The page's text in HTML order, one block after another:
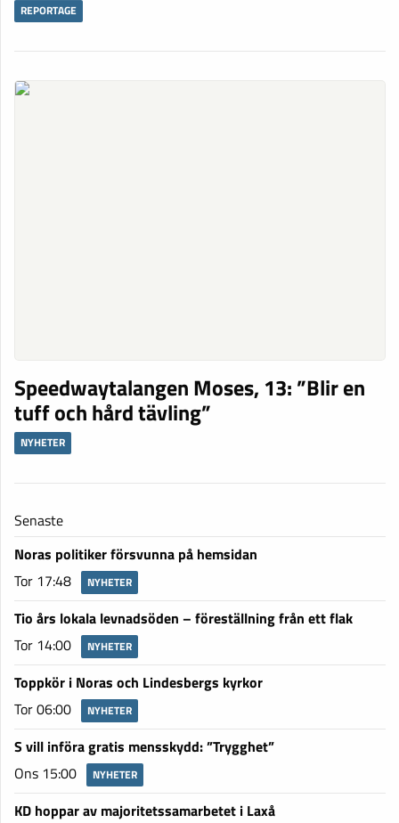
REPORTAGE
Speedwaytalangen Moses, 13: ”Blir en
tuff och hård tävling”
NYHETER
Senaste
Noras politiker försvunna på hemsidan
Tor 17:48
NYHETER
Tio års lokala levnadsöden – föreställning från ett flak
Tor 14:00
NYHETER
Toppkör i Noras och Lindesbergs kyrkor
Tor 06:00
NYHETER
S vill införa gratis mensskydd: ”Trygghet”
Ons 15:00
NYHETER
KD hoppar av majoritetssamarbetet i Laxå